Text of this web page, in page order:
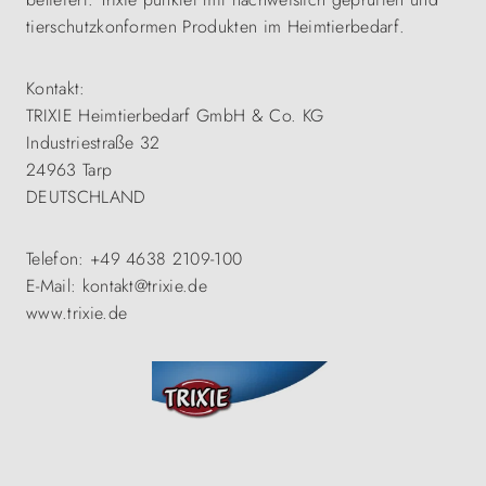
tierschutzkonformen Produkten im Heimtierbedarf.
Kontakt:
TRIXIE Heimtierbedarf GmbH & Co. KG
Industriestraße 32
24963 Tarp
DEUTSCHLAND
Telefon: +49 4638 2109-100
E-Mail: kontakt@trixie.de
www.trixie.de